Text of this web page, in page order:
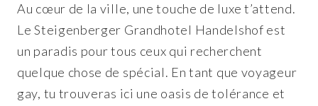
Au cœur de la ville, une touche de luxe t’attend.
Le Steigenberger Grandhotel Handelshof est
un paradis pour tous ceux qui recherchent
quelque chose de spécial. En tant que voyageur
gay, tu trouveras ici une oasis de tolérance et